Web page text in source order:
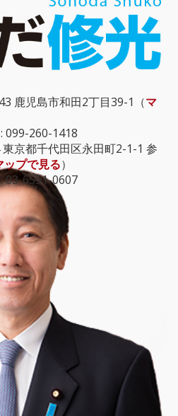
鹿児島市和田2丁目39-1（マ
099-260-1418
京都千代田区永田町2-1-1 参
ップで見る）
03-6551-0607